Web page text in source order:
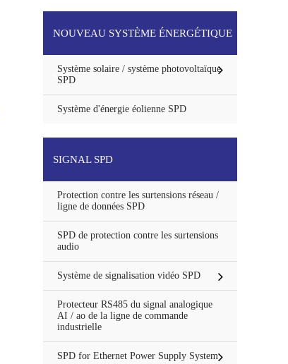
NOUVEAU SYSTÈME ÉNERGÉTIQUE
SPD
Système solaire / système photovoltaïque
SPD
Système d'énergie éolienne SPD
SIGNAL SPD
Protection contre les surtensions réseau /
ligne de données SPD
SPD de protection contre les surtensions
audio
Système de signalisation vidéo SPD
Protecteur RS485 du signal analogique
AI / ao de la ligne de commande
industrielle
SPD for Ethernet Power Supply System